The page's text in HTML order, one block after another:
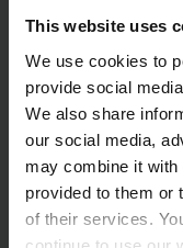
This website uses
We use cookies to
provide social
We also share
our social media,
may combine it with
provided to them or
of their services.
Processus
Communication
grâce à la
système